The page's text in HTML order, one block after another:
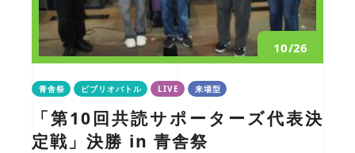
10/26
青舎祭 ビブリオバトル LIVE 来場型
「第10回共読サポーターズ代表決
定戦」決勝 in 青舎祭